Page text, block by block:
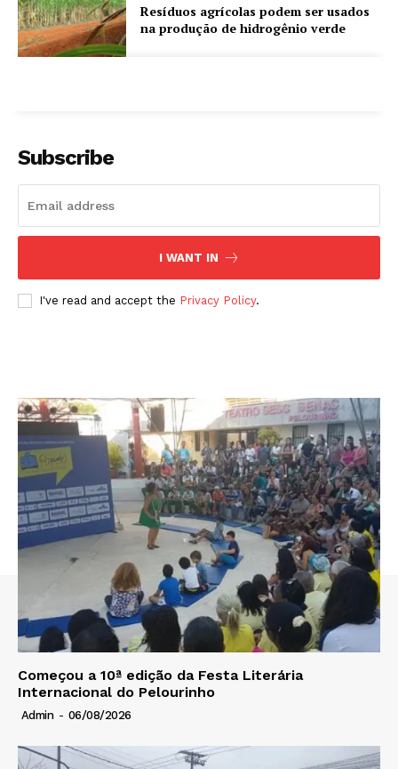
Resíduos agrícolas podem ser usados
na produção de hidrogênio verde
Subscribe
I WANT IN
I've read and accept the Privacy Policy.
Começou a 10ª edição da Festa Literária
Internacional do Pelourinho
Admin - 06/08/2026